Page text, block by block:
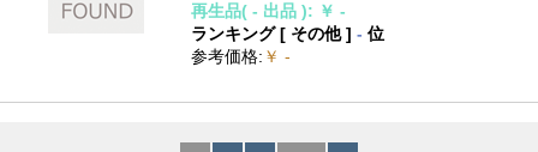
再生品( - 出品 ): ￥ -
ランキング [ その他]- 位
参考価格: ￥ -